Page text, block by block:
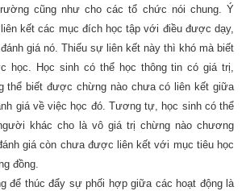
cũng như cho các tổ chức nói chung. Ý
kết các mục đích học tập với điều được dạy,
giá nó. Thiếu sự liên kết này thì khó mà biết
học. Học sinh có thể học thông tin có giá trị,
thể biết được chừng nào chưa có liên kết giữa
giá về việc học đó. Tương tự, học sinh có thể
khác cho là vô giá trị chừng nào chương
giá còn chưa được liên kết với mục tiêu học
đồng.
để thúc đẩy sự phối hợp giữa các hoạt động là